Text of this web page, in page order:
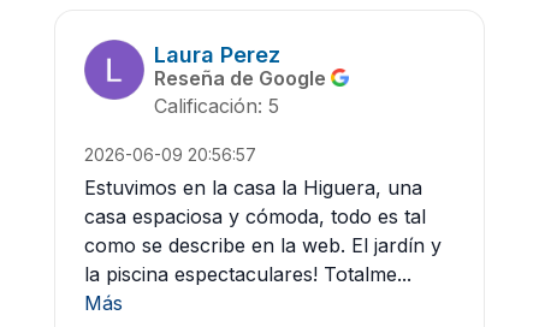
Laura Perez
Reseña de Google
Calificación: 5
2026-06-09 20:56:57
Estuvimos en la casa la Higuera, una
casa espaciosa y cómoda, todo es tal
como se describe en la web. El jardín y
la piscina espectaculares! Totalme...
Más